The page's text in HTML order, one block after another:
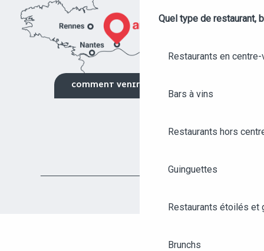
Quel type de restaurant,
Restaurants en
Bars à vins
Restaurants hors
Guinguettes
Restaurants étoilés et
Brunchs
COMMENT VENIR ?